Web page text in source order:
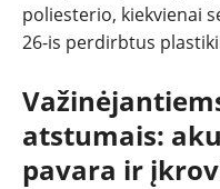
poliesterio, kiekvienai
26-is perdirbtus
atstumais:
pavara ir